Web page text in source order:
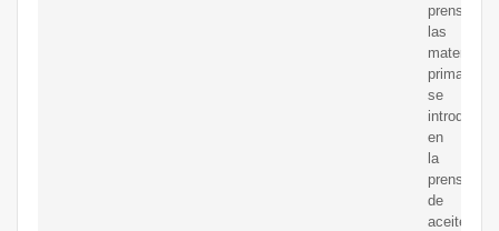
prensar,
las
materias
primas
se
introducen
en
la
prensa
de
aceite